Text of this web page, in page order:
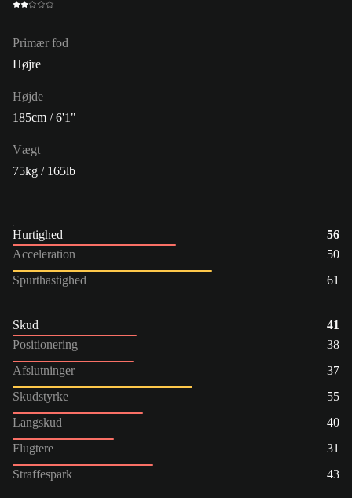
Primær fod
Højre
Højde
185cm / 6'1"
Vægt
75kg / 165lb
Hurtighed
56
Acceleration
50
Spurthastighed
61
Skud
41
Positionering
38
Afslutninger
37
Skudstyrke
55
Langskud
40
Flugtere
31
Straffespark
43